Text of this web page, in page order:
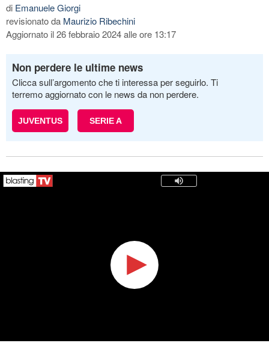
di Emanuele Giorgi
revisionato da Maurizio Ribechini
Aggiornato il 26 febbraio 2024 alle ore 13:17
Non perdere le ultime news
Clicca sull’argomento che ti interessa per seguirlo. Ti
terremo aggiornato con le news da non perdere.
JUVENTUS SERIE A